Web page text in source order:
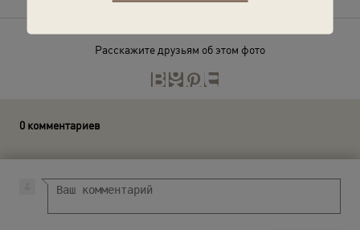
Расскажите друзьям об этом фото
0 комментариев